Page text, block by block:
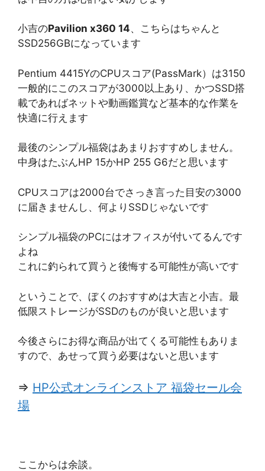
小吉のPavilion x360 14、こちらはちゃんと
SSD256GBになっています
Pentium 4415YのCPUスコア(PassMark）は3150
一般的にこのスコアが3000以上あり、かつSSD搭
載であればネットや動画鑑賞など基本的な作業を
快適に行えます
最後のシンプル福袋はあまりおすすめしません。
中身はたぶんHP 15かHP 255 G6だと思います
CPUスコアは2000台でさっき言った目安の3000
に届きませんし、何よりSSDじゃないです
シンプル福袋のPCにはオフィスが付いてるんです
よね
これに釣られて買うと後悔する可能性が高いです
ということで、ぼくのおすすめは大吉と小吉。最
低限ストレージがSSDのものが良いと思います
今後さらにお得な商品が出てくる可能性もありま
すので、あせって買う必要はないと思います
⇒ HP公式オンラインストア 福袋セール会
場
ここからは余談。